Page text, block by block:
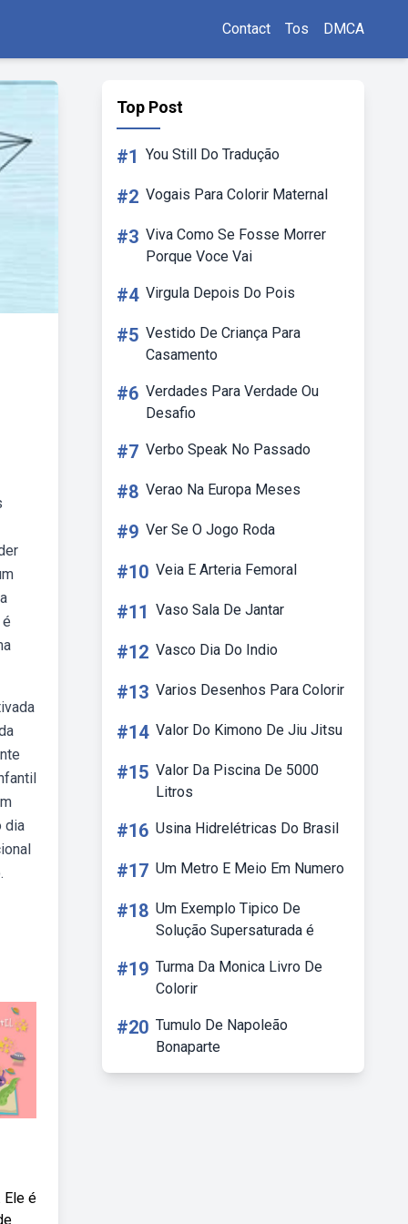
Contact Tos DMCA
dia
Ele é
Top Post
#1 You Still Do Tradução
#2 Vogais Para Colorir Maternal
#3 Viva Como Se Fosse Morrer
Porque Voce Vai
#4 Virgula Depois Do Pois
#5 Vestido De Criança Para
Casamento
#6 Verdades Para Verdade Ou
Desafio
#7 Verbo Speak No Passado
#8 Verao Na Europa Meses
#9 Ver Se O Jogo Roda
#10 Veia E Arteria Femoral
#11 Vaso Sala De Jantar
#12 Vasco Dia Do Indio
#13 Varios Desenhos Para Colorir
#14 Valor Do Kimono De Jiu Jitsu
#15 Valor Da Piscina De 5000
Litros
#16 Usina Hidrelétricas Do Brasil
#17 Um Metro E Meio Em Numero
#18 Um Exemplo Tipico De
Solução Supersaturada é
#19 Turma Da Monica Livro De
Colorir
#20 Tumulo De Napoleão
Bonaparte